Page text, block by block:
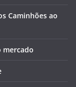
Caminhões ao
mercado